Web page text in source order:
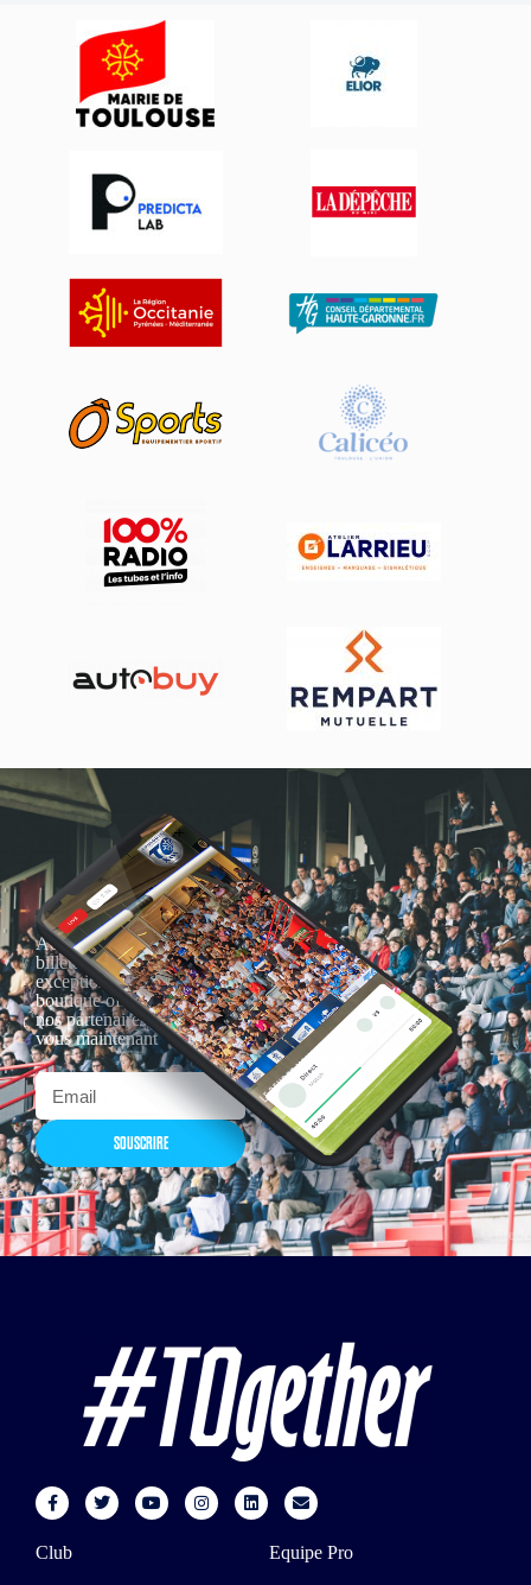
Actualités, nouveautés,
billetterie, remises
exceptionnelles dans la
boutique officielles & chez
nos partenaires… Inscrivez-
vous maintenant
SOUSCRIRE
Club Equipe Pro